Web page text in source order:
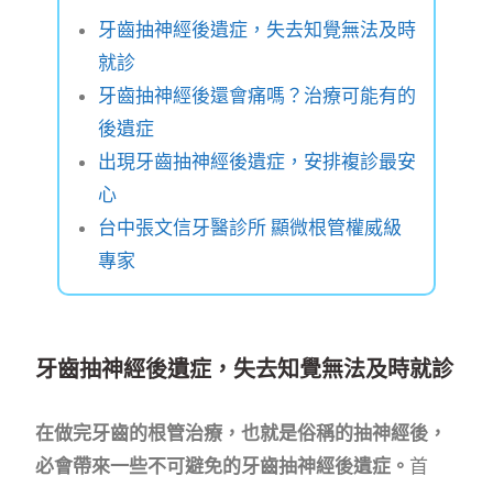
牙齒抽神經後遺症，失去知覺無法及時
就診
牙齒抽神經後還會痛嗎？治療可能有的
後遺症
出現牙齒抽神經後遺症，安排複診最安
心
台中張文信牙醫診所 顯微根管權威級
專家
牙齒抽神經後遺症，失去知覺無法及時就診
在做完牙齒的根管治療，也就是俗稱的抽神經後，
必會帶來一些不可避免的牙齒抽神經後遺症。 首